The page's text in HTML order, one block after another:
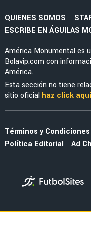
fichar a Jáminton
Sebastián